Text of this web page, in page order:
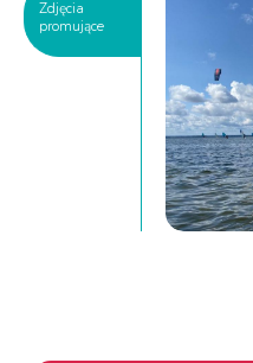
Zdjęcia
promujące